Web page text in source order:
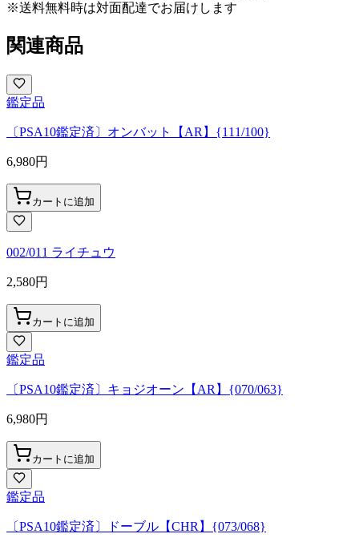
※送料無料時は対面配達でお届けします
関連商品
鑑定品
〔PSA10鑑定済〕オンバット【AR】{111/100}
6,980円
カートに追加
002/011 ライチュウ
2,580円
カートに追加
鑑定品
〔PSA10鑑定済〕キョジオーン【AR】{070/063}
6,980円
カートに追加
鑑定品
〔PSA10鑑定済〕ドーブル【CHR】{073/068}